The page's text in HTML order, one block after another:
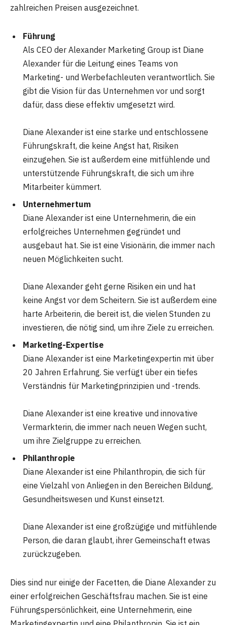
zahlreichen Preisen ausgezeichnet.
Führung
Als CEO der Alexander Marketing Group ist Diane
Alexander für die Leitung eines Teams von
Marketing- und Werbefachleuten verantwortlich. Sie
gibt die Vision für das Unternehmen vor und sorgt
dafür, dass diese effektiv umgesetzt wird.
Diane Alexander ist eine starke und entschlossene
Führungskraft, die keine Angst hat, Risiken
einzugehen. Sie ist außerdem eine mitfühlende und
unterstützende Führungskraft, die sich um ihre
Mitarbeiter kümmert.
Unternehmertum
Diane Alexander ist eine Unternehmerin, die ein
erfolgreiches Unternehmen gegründet und
ausgebaut hat. Sie ist eine Visionärin, die immer nach
neuen Möglichkeiten sucht.
Diane Alexander geht gerne Risiken ein und hat
keine Angst vor dem Scheitern. Sie ist außerdem eine
harte Arbeiterin, die bereit ist, die vielen Stunden zu
investieren, die nötig sind, um ihre Ziele zu erreichen.
Marketing-Expertise
Diane Alexander ist eine Marketingexpertin mit über
20 Jahren Erfahrung. Sie verfügt über ein tiefes
Verständnis für Marketingprinzipien und -trends.
Diane Alexander ist eine kreative und innovative
Vermarkterin, die immer nach neuen Wegen sucht,
um ihre Zielgruppe zu erreichen.
Philanthropie
Diane Alexander ist eine Philanthropin, die sich für
eine Vielzahl von Anliegen in den Bereichen Bildung,
Gesundheitswesen und Kunst einsetzt.
Diane Alexander ist eine großzügige und mitfühlende
Person, die daran glaubt, ihrer Gemeinschaft etwas
zurückzugeben.
Dies sind nur einige der Facetten, die Diane Alexander zu
einer erfolgreichen Geschäftsfrau machen. Sie ist eine
Führungspersönlichkeit, eine Unternehmerin, eine